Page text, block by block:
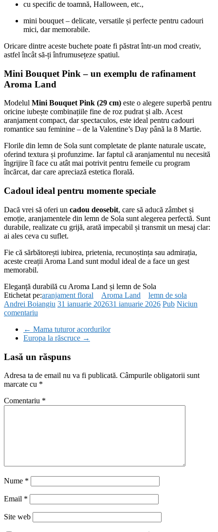
cu specific de toamnă, Halloween, etc.,
mini bouquet – delicate, versatile și perfecte pentru cadouri
mici, dar memorabile.
Oricare dintre aceste buchete poate fi păstrat într-un mod creativ,
astfel încât să-ți înfrumusețeze spatiul.
Mini Bouquet Pink – un exemplu de rafinament
Aroma Land
Modelul Mini Bouquet Pink (29 cm) este o alegere superbă pentru
oricine iubește combinațiile fine de roz pudrat și alb. Acest
aranjament compact, dar spectaculos, este ideal pentru cadouri
romantice sau feminine – de la Valentine’s Day până la 8 Martie.
Florile din lemn de Sola sunt completate de plante naturale uscate,
oferind textura și profunzime. Iar faptul că aranjamentul nu necesită
îngrijire îl face cu atât mai potrivit pentru femeile cu program
încărcat, dar care apreciază estetica florală.
Cadoul ideal pentru momente speciale
Dacă vrei să oferi un cadou deosebit, care să aducă zâmbet și
emoție, aranjamentele din lemn de Sola sunt alegerea perfectă. Sunt
durabile, realizate cu grijă, arată impecabil și transmit un mesaj clar:
ai ales ceva cu suflet.
Fie că sărbătorești iubirea, prietenia, recunoștința sau admirația,
aceste creații Aroma Land sunt modul ideal de a face un gest
memorabil.
Eleganță durabilă cu Aroma Land și lemn de Sola
Etichetat pe:aranjament floral Aroma Land
lemn de sola
Andrei Boiangiu 31 ianuarie 202631 ianuarie 2026 Pub Niciun
comentariu
← Mama tuturor acordurilor
Europa la răscruce →
Lasă un răspuns
Adresa ta de email nu va fi publicată. Câmpurile obligatorii sunt
marcate cu *
Comentariu *
Nume *
Email *
Site web